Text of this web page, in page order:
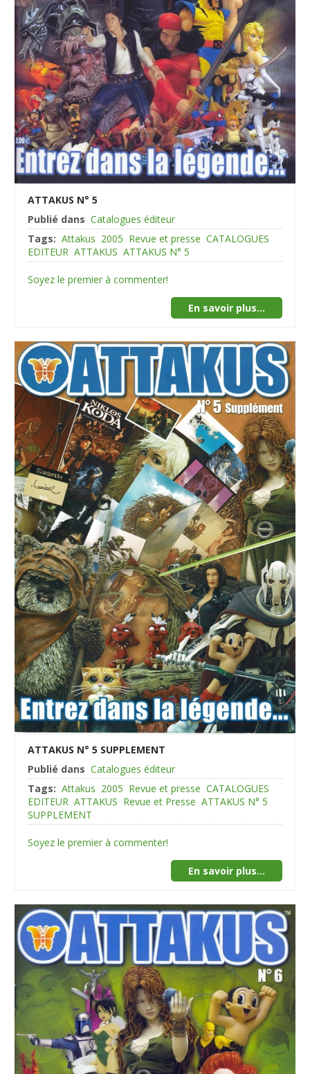
ATTAKUS N° 5
Publié dans Catalogues éditeur
Tags: Attakus 2005 Revue et presse CATALOGUES
EDITEUR ATTAKUS ATTAKUS N° 5
Soyez le premier à commenter!
En savoir plus...
ATTAKUS N° 5 SUPPLEMENT
Publié dans Catalogues éditeur
Tags: Attakus 2005 Revue et presse CATALOGUES
EDITEUR ATTAKUS Revue et Presse ATTAKUS N° 5
SUPPLEMENT
Soyez le premier à commenter!
En savoir plus...